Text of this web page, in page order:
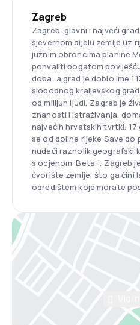
Zagreb
Zagreb, glavni i najveći
sjevernom dijelu zemlje uz
južnim obroncima planine
pohvaliti bogatom
doba, a grad je dobio ime
slobodnog kraljevskog
od milijun ljudi, Zagreb je
znanosti i istraživanja,
najvećih hrvatskih tvrtki.
se od doline rijeke Save do
nudeći raznolik geografski
s ocjenom 'Beta-', Zagreb
čvorište zemlje, što ga čini
odredištem koje morate